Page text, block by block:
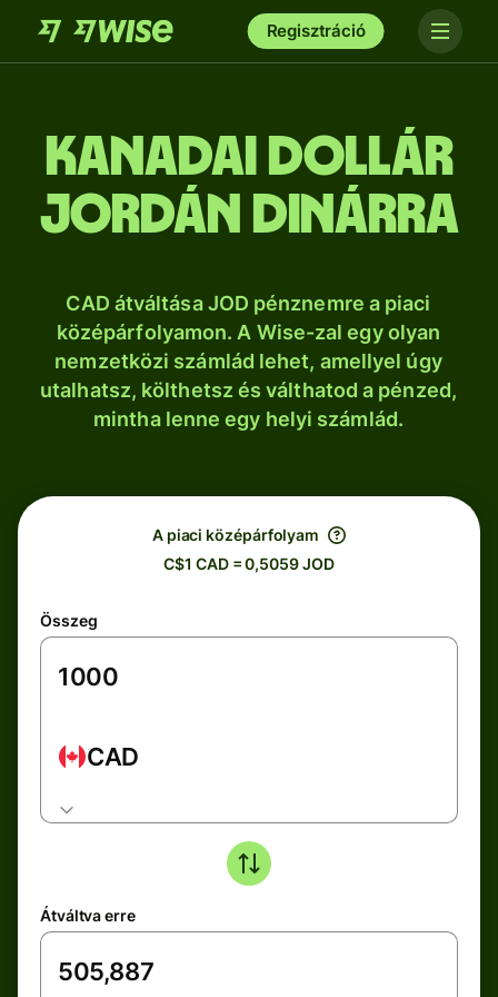
Regisztráció
kanadai dollár
jordán dinárra
CAD átváltása JOD pénznemre a piaci
középárfolyamon. A Wise-zal egy olyan
nemzetközi számlád lehet, amellyel úgy
utalhatsz, költhetsz és válthatod a pénzed,
mintha lenne egy helyi számlád.
A piaci középárfolyam
C$1 CAD = 0,5059 JOD
Összeg
CAD
Átváltva erre